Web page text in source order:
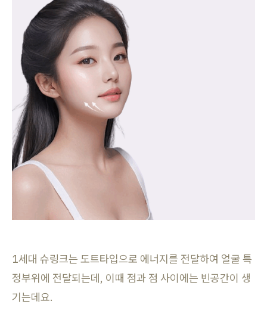
1세대 슈링크는 도트타입으로 에너지를 전달하여 얼굴 특
정부위에 전달되는데, 이때 점과 점 사이에는 빈공간이 생
기는데요.